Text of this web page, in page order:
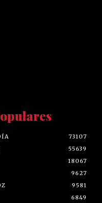
73107
55639
18067
9627
9581
6849